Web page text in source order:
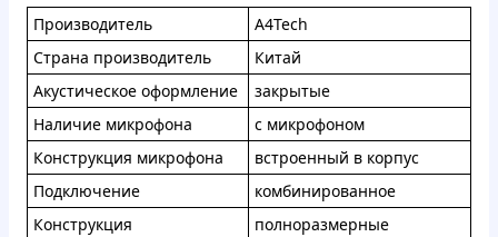
Производитель
A4Tech
Страна производитель
Китай
Акустическое оформление
закрытые
Наличие микрофона
с микрофоном
Конструкция микрофона
встроенный в корпус
Подключение
комбинированное
Конструкция
полноразмерные